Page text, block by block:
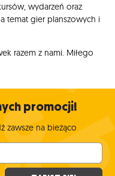
wydarzeń oraz
temat gier planszowych i
razem z nami. Miłego
promocji!
zawsze na bieżąco